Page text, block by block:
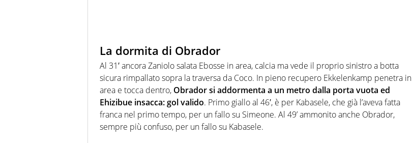
La dormita di Obrador
Al 31′ ancora Zaniolo salata Ebosse in area, calcia ma vede il proprio sinistro a botta
sicura rimpallato sopra la traversa da Coco. In pieno recupero Ekkelenkamp penetra in
area e tocca dentro, Obrador si addormenta a un metro dalla porta vuota ed
Ehizibue insacca: gol valido. Primo giallo al 46′, è per Kabasele, che già l’aveva fatta
franca nel primo tempo, per un fallo su Simeone. Al 49’ ammonito anche Obrador,
sempre più confuso, per un fallo su Kabasele.